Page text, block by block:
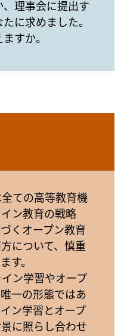
理事会に提出す
に求めました。
すか。
ての高等教育機
ン教育の戦略
くオープン教育
について、慎重
す。
ン学習やオープ
一の形態ではあ
ン学習とオープ
に照らし合わせ